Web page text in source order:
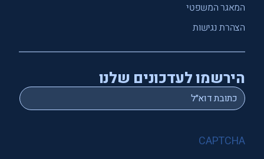
המאגר המשפטי
הצהרת נגישות
הירשמו לעדכונים שלנו
Email
*
CAPTCHA